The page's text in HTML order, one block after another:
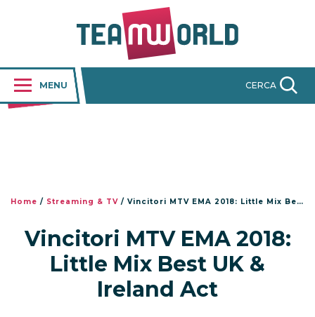
MENU CERCA
Home / Streaming & TV / Vincitori MTV EMA 2018: Little Mix Best UK & Ireland Act
Vincitori MTV EMA 2018:
Little Mix Best UK &
Ireland Act